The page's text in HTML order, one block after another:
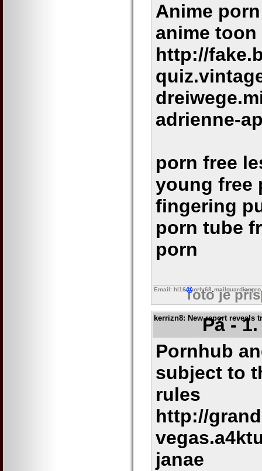
Anime
anime toon
http://
adrienne-
porn free
young free
fingering
porn tube
porn
Email: hl16 orly68 mailguardianpro
Toto je
kerrizn8: New report reveals
Pá -
Pornhub
subject to
rules
http://
janae